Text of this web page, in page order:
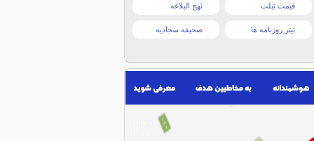
قیمت تبلت نهج البلاغه
تیتر روزنامه ها صحیفه سجادیه